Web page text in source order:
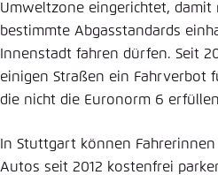
Umweltzone eingerichtet, damit
bestimmte Abgasstandards
Innenstadt fahren dürfen. Seit
einigen Straßen ein Fahrverbot
die nicht die Euronorm 6
In Stuttgart können
Autos seit 2012 kostenfrei